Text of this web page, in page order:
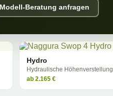
Modell-Beratung anfragen
Hydro
Hydraulische Höhenverstellung
ab 2.165 €